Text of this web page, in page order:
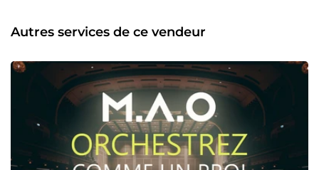
Autres services de ce vendeur